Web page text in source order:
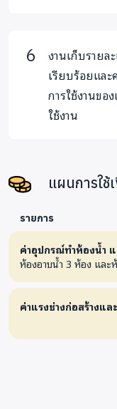
งานเก็บรายล
เรียบร้อยแล
การใช้งานขอ
ใช้งาน
แผนการใช้
รายการ
ค่าอุปกรณ์ทำห้องน้ำ
ห้องอาบน้ำ 3 ห้อง และ
ค่าแรงช่างก่อสร้างแล